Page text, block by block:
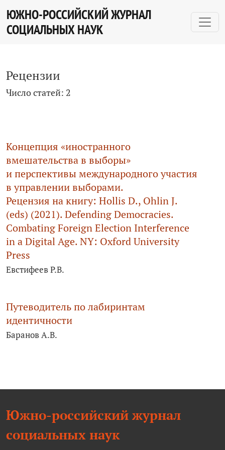
ЮЖНО-РОССИЙСКИЙ ЖУРНАЛ
СОЦИАЛЬНЫХ НАУК
Рецензии
Число статей: 2
Концепция «иностранного
вмешательства в выборы»
и перспективы международного участия
в управлении выборами.
Рецензия на книгу: Hollis D., Ohlin J.
(eds) (2021). Defending Democracies.
Combating Foreign Election Interference
in a Digital Age. NY: Oxford University
Press
Евстифеев Р.В.
Путеводитель по лабиринтам
идентичности
Баранов А.В.
Южно-российский журнал
социальных наук